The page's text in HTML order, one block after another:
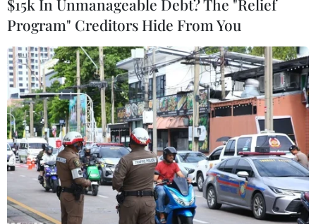
Chuẩn bị lấy vaccine phòng COVID-19 trước khi tiêm. (Ảnh:
Hoàng Hùng/TTXVN)
Theo Ban quản lý Quỹ vaccine phòng COVID-19,
tính đến 17h ngày 14/9, số dư Quỹ vaccine
$15k In Unmanageable Debt? The "Relief
Program" Creditors Hide From You